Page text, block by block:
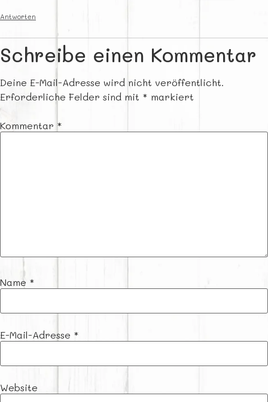
Antworten
Schreibe einen Kommentar
Deine E-Mail-Adresse wird nicht veröffentlicht.
Erforderliche Felder sind mit * markiert
Kommentar *
Name *
E-Mail-Adresse *
Website